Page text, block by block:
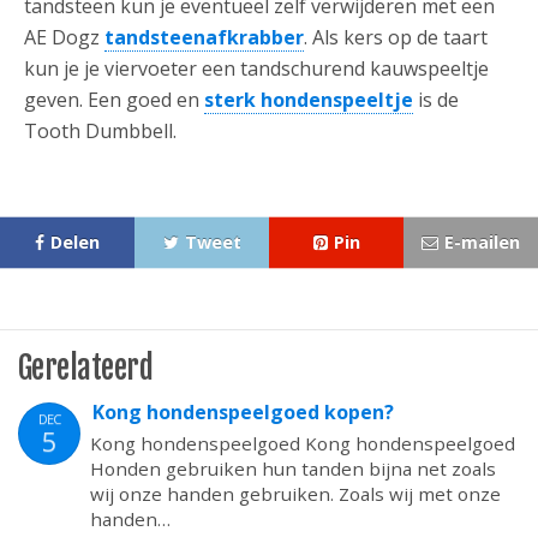
tandsteen kun je eventueel zelf verwijderen met een
AE Dogz tandsteenafkrabber. Als kers op de taart
kun je je viervoeter een tandschurend kauwspeeltje
geven. Een goed en sterk hondenspeeltje is de
Tooth Dumbbell.
Delen Tweet Pin E-mailen
Gerelateerd
DEC
5
Kong hondenspeelgoed kopen?
Kong hondenspeelgoed Kong hondenspeelgoed
Honden gebruiken hun tanden bijna net zoals
wij onze handen gebruiken. Zoals wij met onze
handen…